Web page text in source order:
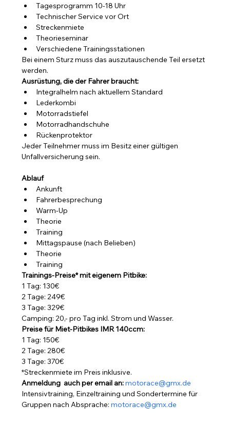
Tagesprogramm 10-18 Uhr
Technischer Service vor Ort
Streckenmiete
Theorieseminar
Verschiedene Trainingsstationen
Bei einem Sturz muss das auszutauschende Teil ersetzt
werden.
Ausrüstung, die der Fahrer braucht:
Integralhelm nach aktuellem Standard
Lederkombi
Motorradstiefel
Motorradhandschuhe
Rückenprotektor
Jeder Teilnehmer muss im Besitz einer gültigen
Unfallversicherung sein.
Ablauf
Ankunft
Fahrerbesprechung
Warm-Up
Theorie
Training
Mittagspause (nach Belieben)
Theorie
Training
Trainings-Preise* mit eigenem Pitbike:
1 Tag: 130€
2 Tage: 249€
3 Tage: 329€
Camping: 20,- pro Tag inkl. Strom und Wasser.
Preise für Miet-Pitbikes IMR 140ccm:
1 Tag: 150€
2 Tage: 280€
3 Tage: 370€
*Streckenmiete im Preis inklusive.
Anmeldung  auch per email an: motorace@gmx.de
Intensivtraining, Einzeltraining und Sondertermine für
Gruppen nach Absprache: motorace@gmx.de